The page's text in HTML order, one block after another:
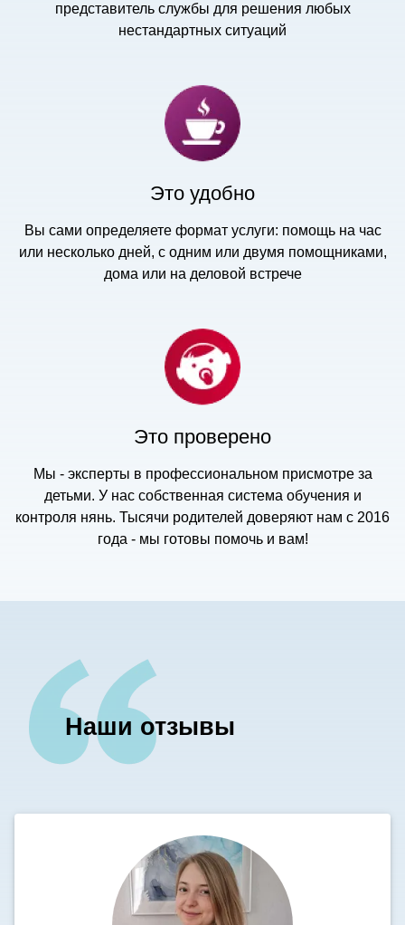
представитель службы для решения любых
нестандартных ситуаций
Это удобно
Вы сами определяете формат услуги: помощь на час
или несколько дней, с одним или двумя помощниками,
дома или на деловой встрече
Это проверено
Мы - эксперты в профессиональном присмотре за
детьми. У нас собственная система обучения и
контроля нянь. Тысячи родителей доверяют нам с 2016
года - мы готовы помочь и вам!
Наши отзывы